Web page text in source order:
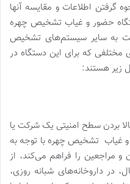
گرفتن اطلاعات و مقایسه آنها
حضور و غیاب تشخیص چهره
به سایر سیستم‌های تشخیص
مختلفی که برای این دستگاه در
زیر هستند:
بردن سطح امنیتی یک شرکت یا
غیاب تشخیص چهره با توجه به
و مراجعین را فراهم می‌کند، از
در داروخانه‌های شبانه روزی،